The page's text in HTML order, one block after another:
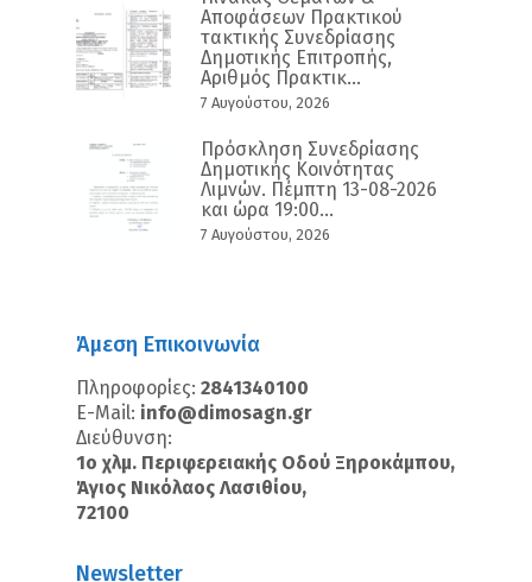
Αποφάσεων Πρακτικού
τακτικής Συνεδρίασης
Δημοτικής Επιτροπής,
Αριθμός Πρακτικ...
7 Αυγούστου, 2026
Πρόσκληση Συνεδρίασης
Δημοτικής Κοινότητας
Λιμνών. Πέμπτη 13-08-2026
και ώρα 19:00...
7 Αυγούστου, 2026
Άμεση Επικοινωνία
Πληροφορίες: 2841340100
E-Mail: info@dimosagn.gr
Διεύθυνση:
1ο χλμ. Περιφερειακής Οδού Ξηροκάμπου,
Άγιος Νικόλαος Λασιθίου,
72100
Newsletter